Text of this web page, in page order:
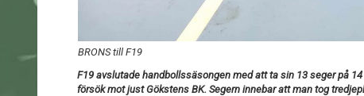
BRONS till F19
F19 avslutade handbollssäsongen med att ta sin 13 seger på
försök mot just Gökstens BK. Segern innebar att man tog